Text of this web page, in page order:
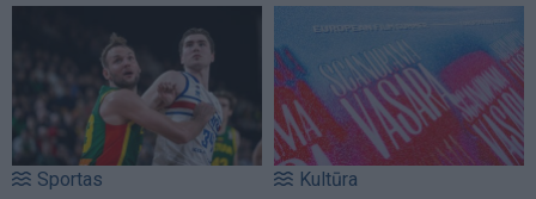
Sportas Kultūra